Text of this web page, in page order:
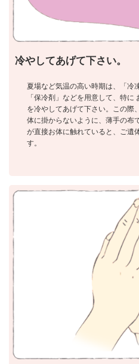
冷やしてあげて下さい。
夏場など気温の高い時期は、「冷
「保冷剤」などを用意して、特に
を冷やしてあげて下さい。この際
体に掛からないように、薄手の布
が直接お体に触れていると、ご遺
す。